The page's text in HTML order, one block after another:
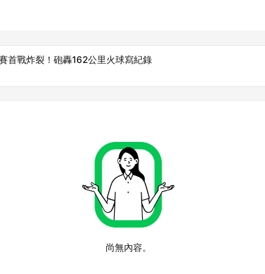
首戰炸裂！砲轟162公里火球寫紀錄
尚無內容。